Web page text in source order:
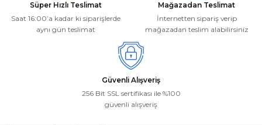
Süper Hızlı Teslimat
Saat 16:00’a kadar ki siparişlerde
aynı gün teslimat
Mağazadan Teslimat
İnternetten sipariş verip
mağazadan teslim alabilirsiniz
Güvenli Alışveriş
256 Bit SSL sertifikası ile %100
güvenli alışveriş